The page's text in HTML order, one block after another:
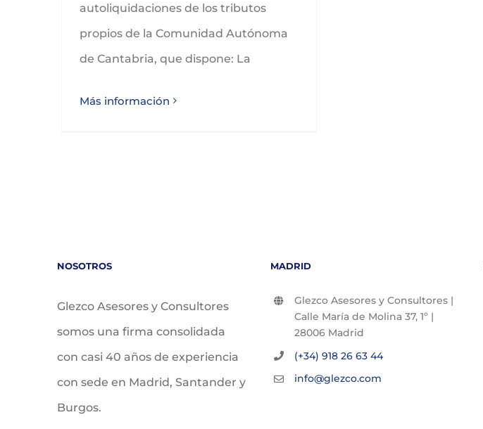
autoliquidaciones de los tributos
propios de la Comunidad Autónoma
de Cantabria, que dispone: La
Más información
NOSOTROS
Glezco Asesores y Consultores
somos una firma consolidada
con casi 40 años de experiencia
con sede en Madrid, Santander y
Burgos.
MADRID
Glezco Asesores y Consultores |
Calle María de Molina 37, 1º |
28006 Madrid
(+34) 918 26 63 44
info@glezco.com